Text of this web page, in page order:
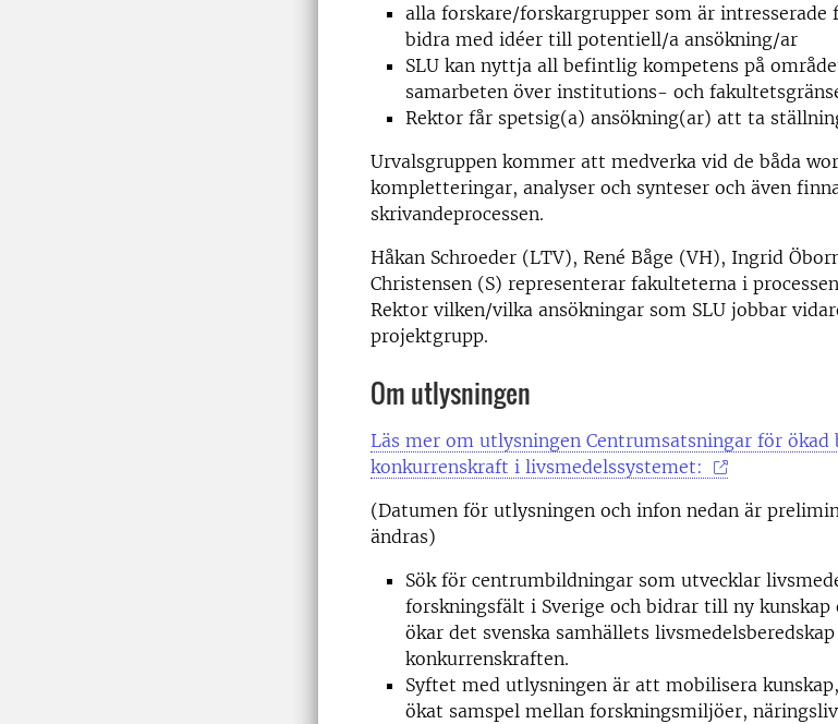
alla forskare/forskargrupper som är
bidra med idéer till potentiell/a ansökning/ar
SLU kan nyttja all befintlig kompetens på
samarbeten över institutions- och
Rektor får spetsig(a) ansökning(ar) att ta
Urvalsgruppen kommer att medverka vid de båda
kompletteringar, analyser och synteser och även
skrivandeprocessen.
Håkan Schroeder (LTV), René Båge (VH), Ingrid
Christensen (S) representerar fakulteterna i
Rektor vilken/vilka ansökningar som SLU jobbar
projektgrupp.
Om utlysningen
Läs mer om utlysningen Centrumsatsningar för ökad
konkurrenskraft i livsmedelssystemet:
(Datumen för utlysningen och infon nedan är
ändras)
Sök för centrumbildningar som utvecklar
forskningsfält i Sverige och bidrar till ny
ökar det svenska samhällets
konkurrenskraften.
Syftet med utlysningen är att mobilisera
ökat samspel mellan forskningsmiljöer,